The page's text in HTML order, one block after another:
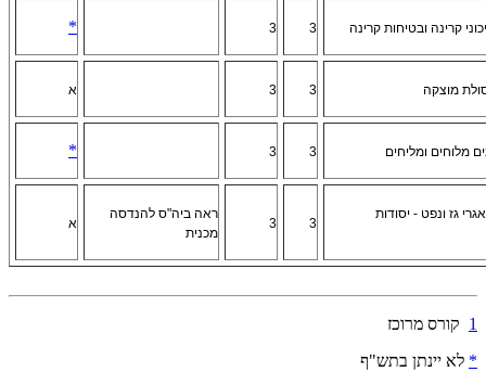
קרינה ובטיחות קרינה 3
3
*
מוצקה 3
3 א
מלוחים ומליחים 3
3
*
גז ונפט - יסודות
3
3
ראה ביה"ס להנדסה
מכנית
א
1 קורס מרוכז
* לא יינתן בתש"ף